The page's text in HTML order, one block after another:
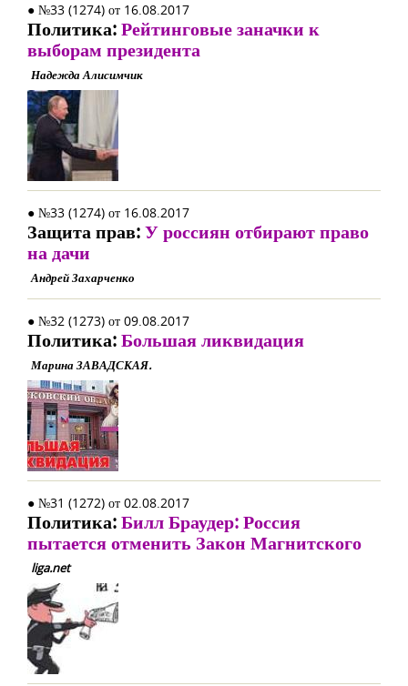
● №33 (1274) от 16.08.2017
Политика:Рейтинговые заначки к
выборам президента
Надежда Алисимчик
● №33 (1274) от 16.08.2017
Защита прав:У россиян отбирают право
на дачи
Андрей Захарченко
● №32 (1273) от 09.08.2017
Политика:Большая ликвидация
Марина ЗАВАДСКАЯ.
● №31 (1272) от 02.08.2017
Политика:Билл Браудер: Россия
пытается отменить Закон Магнитского
liga.net